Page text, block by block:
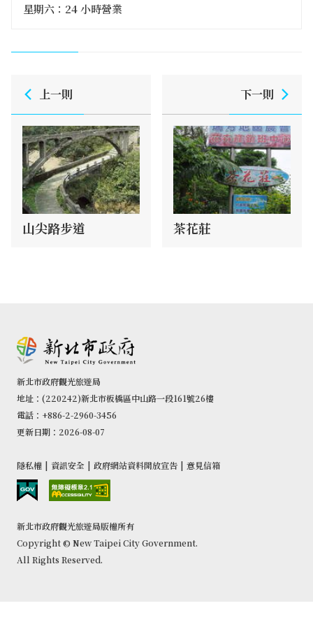
星期六：24 小時營業
上一則
山尖路步道
下一則
茶花莊
新北市政府觀光旅遊局
地址：(220242)新北市板橋區中山路一段161號26樓
電話：+886-2-2960-3456
更新日期：2026-08-07
隱私權 | 資訊安全 | 政府網站資料開放宣告 | 意見信箱
新北市政府觀光旅遊局版權所有
Copyright © New Taipei City Government.
All Rights Reserved.